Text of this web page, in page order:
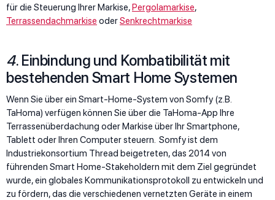
für die Steuerung Ihrer Markise,Pergolamarkise,
Terrassendachmarkise oderSenkrechtmarkise
4. Einbindung und Kombatibilität mit
bestehenden Smart Home Systemen
Wenn Sie über ein Smart-Home-System von Somfy (z.B.
TaHoma) verfügen können Sie über die TaHoma-App Ihre
Terrassenüberdachung oder Markise über Ihr Smartphone,
Tablett oder Ihren Computer steuern. Somfy ist dem
Industriekonsortium Thread beigetreten, das 2014 von
führenden Smart Home-Stakeholdern mit dem Ziel gegründet
wurde, ein globales Kommunikationsprotokoll zu entwickeln und
zu fördern, das die verschiedenen vernetzten Geräte in einem